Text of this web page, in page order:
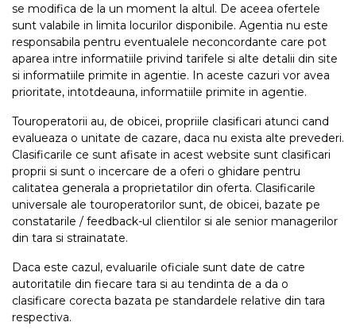
se modifica de la un moment la altul. De aceea ofertele
sunt valabile in limita locurilor disponibile. Agentia nu este
responsabila pentru eventualele neconcordante care pot
aparea intre informatiile privind tarifele si alte detalii din site
si informatiile primite in agentie. In aceste cazuri vor avea
prioritate, intotdeauna, informatiile primite in agentie.
Touroperatorii au, de obicei, propriile clasificari atunci cand
evalueaza o unitate de cazare, daca nu exista alte prevederi.
Clasificarile ce sunt afisate in acest website sunt clasificari
proprii si sunt o incercare de a oferi o ghidare pentru
calitatea generala a proprietatilor din oferta. Clasificarile
universale ale touroperatorilor sunt, de obicei, bazate pe
constatarile / feedback-ul clientilor si ale senior managerilor
din tara si strainatate.
Daca este cazul, evaluarile oficiale sunt date de catre
autoritatile din fiecare tara si au tendinta de a da o
clasificare corecta bazata pe standardele relative din tara
respectiva.